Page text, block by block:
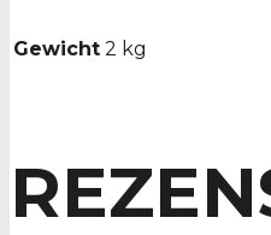
Gewicht 2 kg